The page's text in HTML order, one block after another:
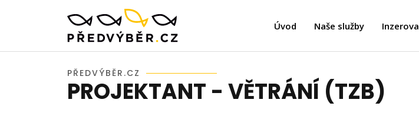
Úvod Naše služby
PŘEDVÝBĚR.CZ
PROJEKTANT - VĚTRÁNÍ (TZB)